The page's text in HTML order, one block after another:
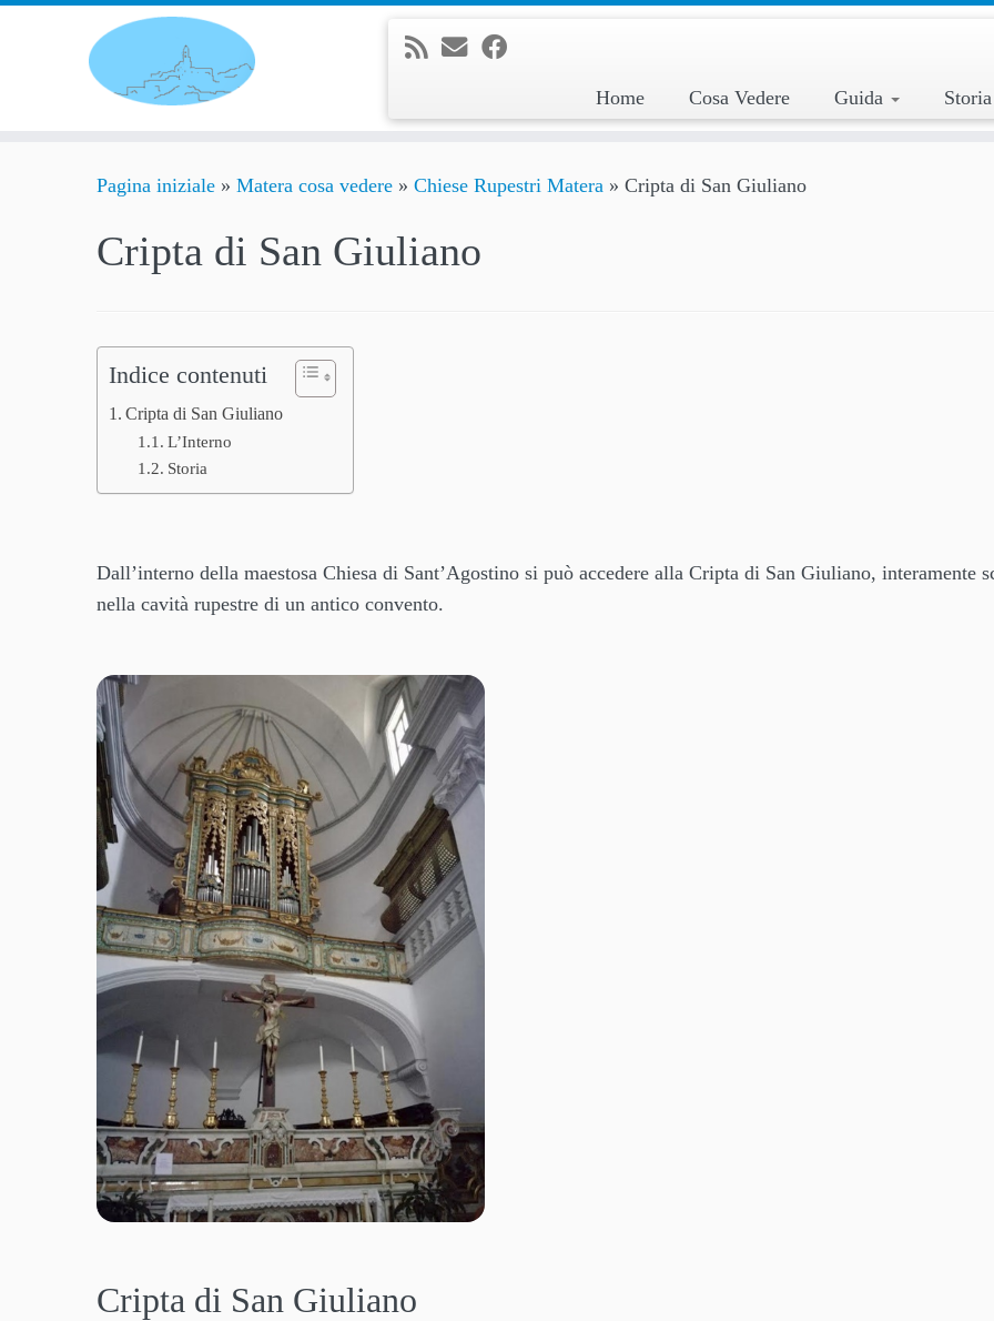
Home
Cosa Vedere Guida
Pagina iniziale » Matera cosa vedere » Chiese Rupestri Matera » Cripta di San Giuliano
Cripta di San Giuliano
Indice contenuti
Cripta di San Giuliano
L’Interno
Storia
Dall’interno della maestosa Chiesa di Sant’Agostino si può accedere alla Cripta di San Giuliano, interamente
nella cavità rupestre di un antico convento.
Cripta di San Giuliano